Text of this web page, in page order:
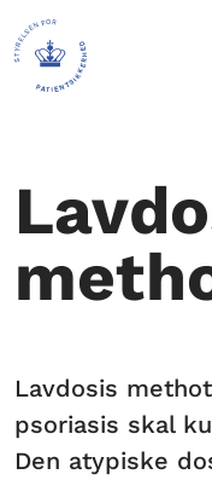
Lavdosis
psoriasis skal
Den atypiske